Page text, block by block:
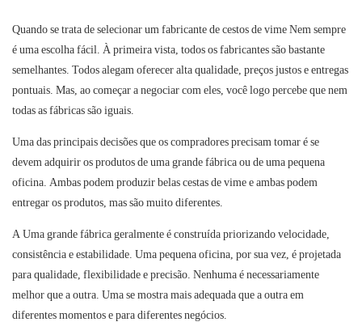
Quando se trata de selecionar um fabricante de cestos de vimeNem sempre
é uma escolha fácil. À primeira vista, todos os fabricantes são bastante
semelhantes. Todos alegam oferecer alta qualidade, preços justos e entregas
pontuais. Mas, ao começar a negociar com eles, você logo percebe que nem
todas as fábricas são iguais.
Uma das principais decisões que os compradores precisam tomar é se
devem adquirir os produtos de uma grande fábrica ou de uma pequena
oficina. Ambas podem produzir belas cestas de vime e ambas podem
entregar os produtos, mas são muito diferentes.
A Uma grande fábricageralmente é construída priorizando velocidade,
consistência e estabilidade. Umapequena oficina, por sua vez, é projetada
para qualidade, flexibilidade e precisão. Nenhuma é necessariamente
melhor que a outra. Uma se mostra mais adequada que a outra em
diferentes momentos e para diferentes negócios.